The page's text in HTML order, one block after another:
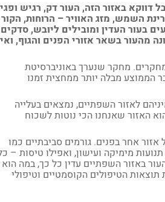
דווקא באזור הזה, העור דק, רגיש
השמש, מזג האוויר – הרוחות, הקור
בעור העדין ומובילים ליובש, סדקים
מהעור בשאר אזורי הפנים והגוף,
מחקר שנערך באוניברסיטת
מבלה יותר ממחצית זמנו
לאזור השפתיים, נמצאים בעלייה
האזור שאנחנו הכי נוטות לשכוח
אזור אחר בפנים. גורמים סביבתיים כמו
מימיקה ועישון, ואפילו טיסות –
באזור השפתיים עדין כל כך, במה הוא
הטיפולים הקוסמטיים וטיפולי